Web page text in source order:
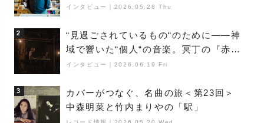
巨匠”が明かす創作の原点と、「動き」に
インタビュー 2026.05.28 Thu
2
“見過ごされているもの“のために――神
域で響いた“個人“の音楽。冥丁の『赤城
夜神楽』をレポート
インタビュー 2026.06.19 Fri
3
カバーがつなぐ、名曲の旅＜第23回＞
中森明菜と竹内まりやの「駅」